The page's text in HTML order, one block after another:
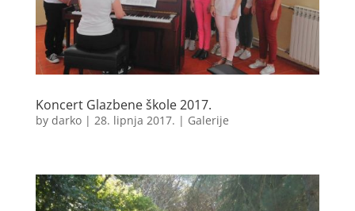
Koncert Glazbene škole 2017.
by darko| 28. lipnja 2017. | Galerije